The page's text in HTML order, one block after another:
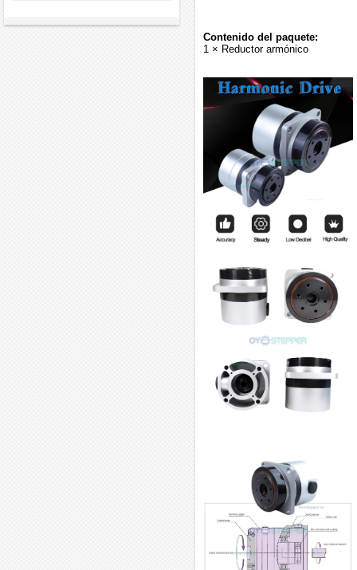
Contenido del paquete:
1 × Reductor armónico